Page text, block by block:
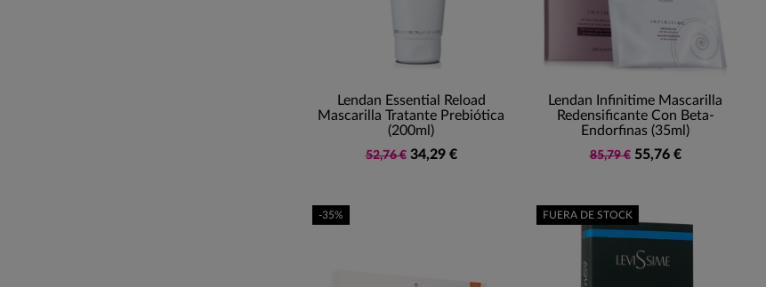
Lendan Essential Reload
Mascarilla Tratante Prebiótica
(200ml)
52,76 € 34,29 €
Lendan Infinitime Mascarilla
Redensificante Con Beta-
Endorfinas (35ml)
85,79 € 55,76 €
-35% FUERA DE STOCK